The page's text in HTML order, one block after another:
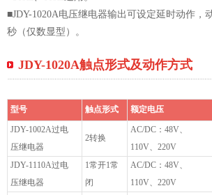
■JDY-1020A电压继电器输出可设定延时动作，
秒（仅数显型）。
JDY-1020A触点形式及动作方式
型号 触点形式 额定电压
JDY-1002A过电
压继电器
2转换
AC/DC：48V、
110V、220V
JDY-1110A过电
压继电器
1常开1常
闭
AC/DC：48V、
110V、220V